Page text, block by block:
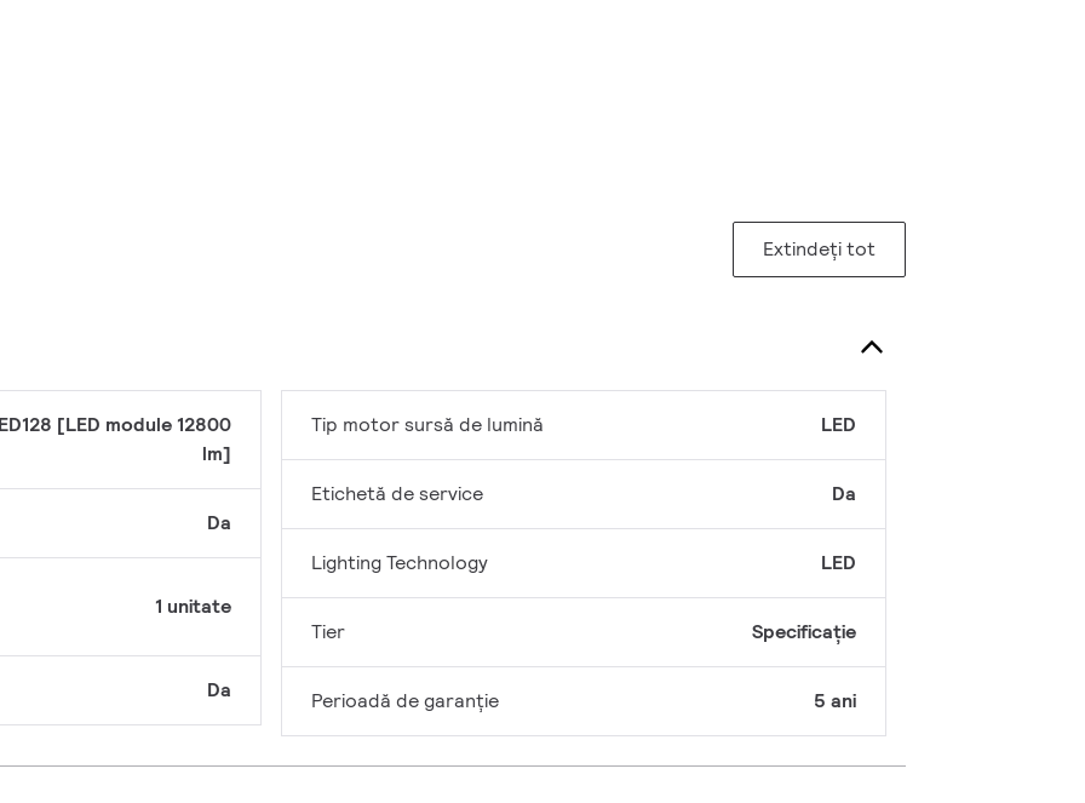
Extindeți tot
[LED module 12800
lm]
Da
1 unitate
Da
Tip motor sursă de lumină LED
Etichetă de service Da
Lighting Technology LED
Tier Specificație
Perioadă de garanţie 5 ani